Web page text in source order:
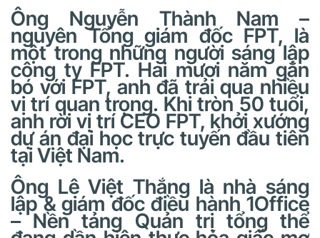
Ông Nguyễn Thành Nam –
nguyên Tổng giám đốc FPT, là
một trong những người sáng lập
công ty FPT. Hai mươi năm gắn
bó với FPT, anh đã trải qua nhiều
vị trí quan trọng. Khi tròn 50 tuổi,
anh rời vị trí CEO FPT, khởi xướng
dự án đại học trực tuyến đầu tiên
tại Việt Nam.
Ông Lê Việt Thắng là nhà sáng
lập & giám đốc điều hành 1Office
– Nền tảng Quản trị tổng thể